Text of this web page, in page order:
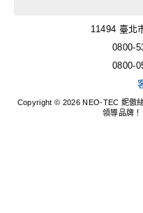
11494 臺北
0800-
0800-
Copyright © 2026 NEO-TEC 妮傲
領導品牌